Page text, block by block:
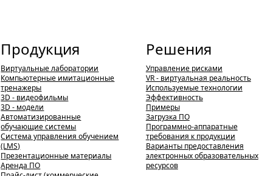
Продукция
Виртуальные лаборатории
Компьютерные имитационные
тренажеры
3D - видеофильмы
3D - модели
Автоматизированные
обучающие системы
Система управления обучением
(LMS)
Презентационные материалы
Аренда ПО
Решения
Управление рисками
VR - виртуальная реальность
Используемые технологии
Эффективность
Примеры
Загрузка ПО
Программно-аппаратные
требования к продукции
Варианты предоставления
электронных образовательных
ресурсов